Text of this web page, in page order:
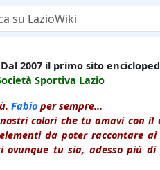
2007 il primo sito
Sportiva Lazio
Fabio per sempre...
colori che tu amavi con
da poter raccontare
ovunque tu sia, adesso più